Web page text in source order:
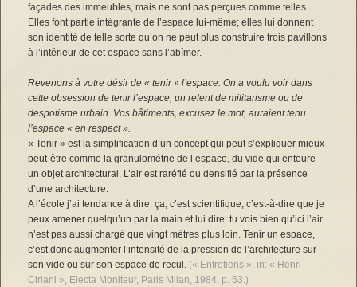
façades des immeubles, mais ne sont pas perçues comme telles.
Elles font partie intégrante de l’espace lui-même; elles lui donnent
son identité de telle sorte qu’on ne peut plus construire trois pavillons
à l’intérieur de cet espace sans l’abîmer.
Revenons à votre désir de « tenir » l’espace. On a voulu voir dans
cette obsession de tenir l’espace, un relent de militarisme ou de
despotisme urbain. Vos bâtiments, excusez le mot, auraient tenu
l’espace « en respect ».
« Tenir » est la simplification d’un concept qui peut s’expliquer mieux
peut-être comme la granulométrie de l’espace, du vide qui entoure
un objet architectural. L’air est raréfié ou densifié par la présence
d’une architecture.
A l’école j’ai tendance à dire: ça, c’est scientifique, c’est-à-dire que je
peux amener quelqu’un par la main et lui dire: tu vois bien qu’ici l’air
n’est pas aussi chargé que vingt mètres plus loin. Tenir un espace,
c’est donc augmenter l’intensité de la pression de l’architecture sur
son vide ou sur son espace de recul. (« Entretiens », in: « Henri
Ciriani », Electa Moniteur, Paris Milan, 1984, p. 53.)